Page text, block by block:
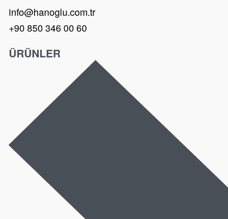
info@hanoglu.com.tr
+90 850 346 00 60
ÜRÜNLER